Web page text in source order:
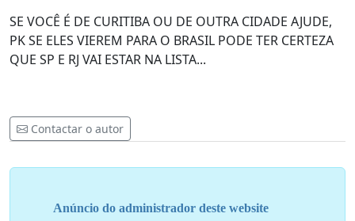
SE VOCÊ É DE CURITIBA OU DE OUTRA CIDADE AJUDE,
PK SE ELES VIEREM PARA O BRASIL PODE TER CERTEZA
QUE SP E RJ VAI ESTAR NA LISTA...
Contactar o autor
Anúncio do administrador deste website